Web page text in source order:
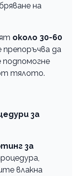
на
около 30-60
да
подпомогне
тялото.
за
за
влакна